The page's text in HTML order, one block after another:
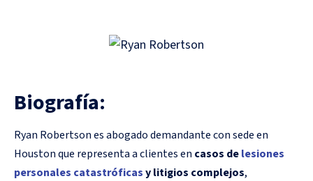
Biografía:
Ryan Robertson es abogado demandante con sede en
Houston que representa a clientes en casos delesiones
personales catastróficasy litigios complejos,